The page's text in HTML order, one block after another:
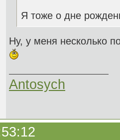
Я тоже о дне
Ну, у меня несколько
Antosych